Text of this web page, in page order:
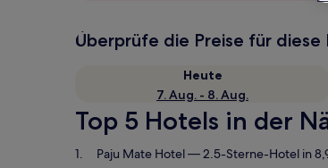
Überprüfe die Preise für diese
Heute
7. Aug. - 8. Aug.
Top 5 Hotels in der
Paju Mate Hotel— 2.5-Sterne-Hotel in